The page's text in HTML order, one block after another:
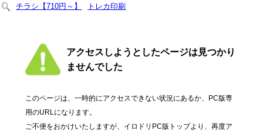
チラシ【710円～】 トレカ印刷
アクセスしようとしたページは見つかり
ませんでした
このページは、一時的にアクセスできない状況にあるか、PC版専
用のURLになります。
ご不便をおかけいたしますが、イロドリPC版トップより、再度ア